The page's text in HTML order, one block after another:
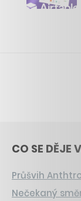
CO SE DĚJE
Průšvih
Nečekaný